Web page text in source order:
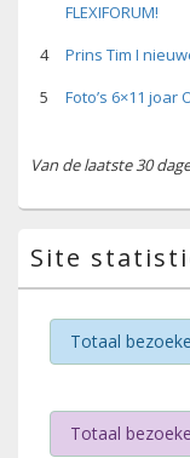
FLEXIFORUM!
4 Prins Tim I
5
Foto’s 6×11 joar
Van de laatste 30
Site
Totaal
Totaal